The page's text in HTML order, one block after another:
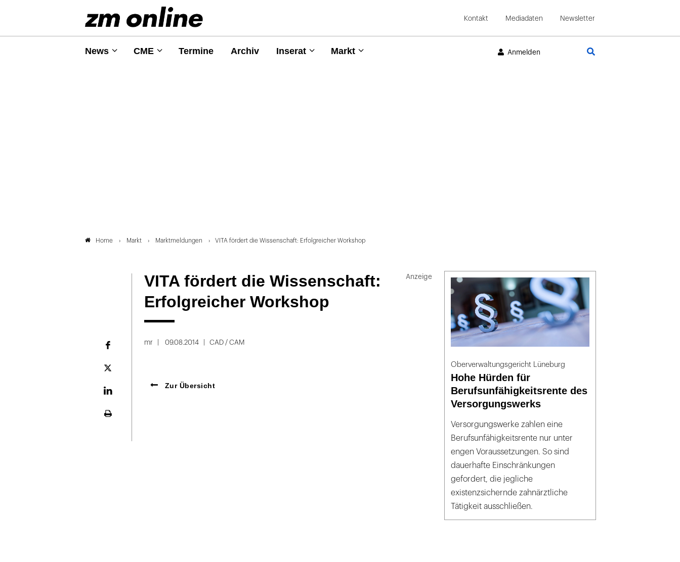
Kontakt Mediadaten Newsletter
News CME Termine Archiv Inserat Markt Anmelden
Home Markt Marktmeldungen VITA fördert die Wissenschaft: Erfolgreicher Workshop
VITA fördert die Wissenschaft:
Erfolgreicher Workshop
Plattform
mr 09.08.2014 CAD / CAM
Zur Übersicht
Oberverwaltungsgericht Lüneburg
Hohe Hürden für
Berufsunfähigkeitsrente des
Versorgungswerks
Versorgungswerke zahlen eine
Berufsunfähigkeitsrente nur unter
engen Voraussetzungen. So sind
dauerhafte Einschränkungen
gefordert, die jegliche
existenzsichernde zahnärztliche
Tätigkeit ausschließen.